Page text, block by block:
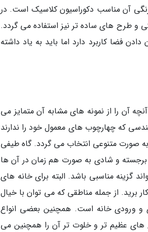
آن مناسب دکوراسیون کلاسیک است. در
و طرح های ساده تر نیز استفاده می گردد.
فضا کاربرد دارد اما باید به یاد داشته
آن را از نمونه های مشابه آن متمایز می
که چهارچوب های معمول خود را ندارند
صورت متنوعی انتخاب می گردد. گاه طیفی
برجسته و شادی به صورت هم زمان در آن ها
گزینه مناسبی باشد. البته برای خانه های
برید. از جمله مناطقی که می توان با خیال
و ورودی خانه است. همچنین بعضی انواع
های عظیم تر و خلوت تر آن را همچنین می